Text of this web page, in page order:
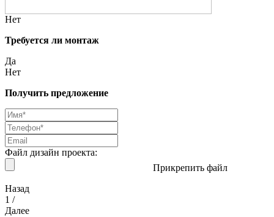
Нет
Требуется ли монтаж
Да
Нет
Получить предложение
Файл дизайн проекта:
Прикрепить файл
Назад
1 /
Далее